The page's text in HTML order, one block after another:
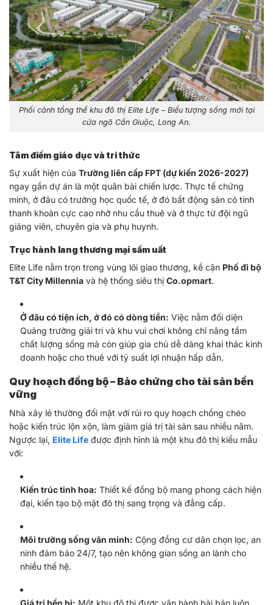
Phối cảnh tổng thể khu đô thị Elite Life – Biểu tượng sống mới tại
cửa ngõ Cần Giuộc, Long An.
Tâm điểm giáo dục và tri thức
Sự xuất hiện của Trường liên cấp FPT (dự kiến 2026-2027)
ngay gần dự án là một quân bài chiến lược. Thực tế chứng
minh, ở đâu có trường học quốc tế, ở đó bất động sản có tính
thanh khoản cực cao nhờ nhu cầu thuê và ở thực từ đội ngũ
giảng viên, chuyên gia và phụ huynh.
Trục hành lang thương mại sầm uất
Elite Life nằm trọn trong vùng lõi giao thương, kề cận Phố đi bộ
T&T City Millennia và hệ thống siêu thị Co.opmart.
Ở đâu có tiện ích, ở đó có dòng tiền: Việc nằm đối diện
Quảng trường giải trí và khu vui chơi không chỉ nâng tầm
chất lượng sống mà còn giúp gia chủ dễ dàng khai thác kinh
doanh hoặc cho thuê với tỷ suất lợi nhuận hấp dẫn.
Quy hoạch đồng bộ – Bảo chứng cho tài sản bền
vững
Nhà xây lẻ thường đối mặt với rủi ro quy hoạch chồng chéo
hoặc kiến trúc lộn xộn, làm giảm giá trị tài sản sau nhiều năm.
Ngược lại, Elite Life được định hình là một khu đô thị kiểu mẫu
với:
Kiến trúc tinh hoa: Thiết kế đồng bộ mang phong cách hiện
đại, kiến tạo bộ mặt đô thị sang trọng và đẳng cấp.
Môi trường sống văn minh: Cộng đồng cư dân chọn lọc, an
ninh đảm bảo 24/7, tạo nên không gian sống an lành cho
nhiều thế hệ.
Giá trị bền bỉ: Một khu đô thị được vận hành bài bản luôn